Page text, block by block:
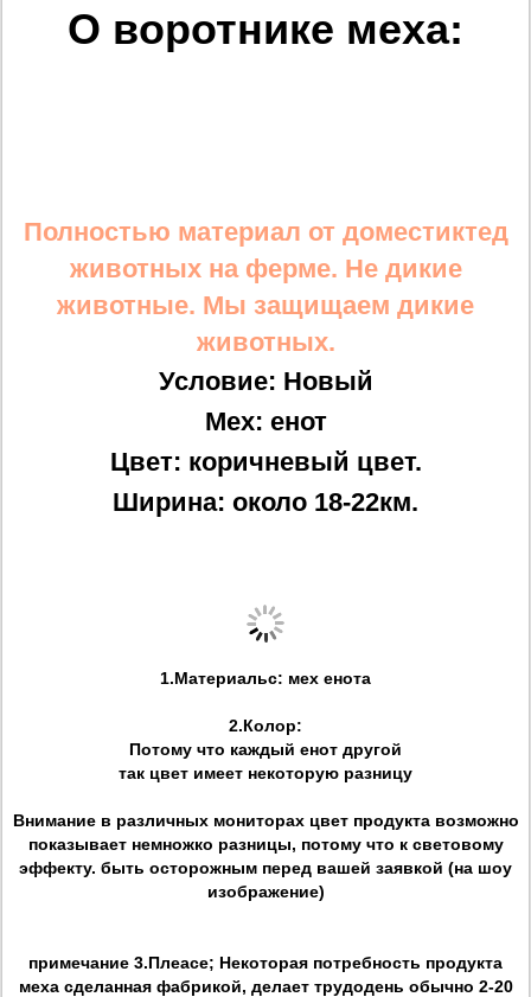
О воротнике меха:
Полностью материал от доместиктед
животных на ферме. Не дикие
животные. Мы защищаем дикие
животных.
Условие: Новый
Мех: енот
Цвет: коричневый цвет.
Ширина: около 18-22км.
1.Материальс: мех енота
2.Колор:
Потому что каждый енот другой
так цвет имеет некоторую разницу
Внимание в различных мониторах цвет продукта возможно
показывает немножко разницы, потому что к световому
эффекту. быть осторожным перед вашей заявкой (на шоу
изображение)
примечание 3.Плеасе; Некоторая потребность продукта
меха сделанная фабрикой, делает трудодень обычно 2-20